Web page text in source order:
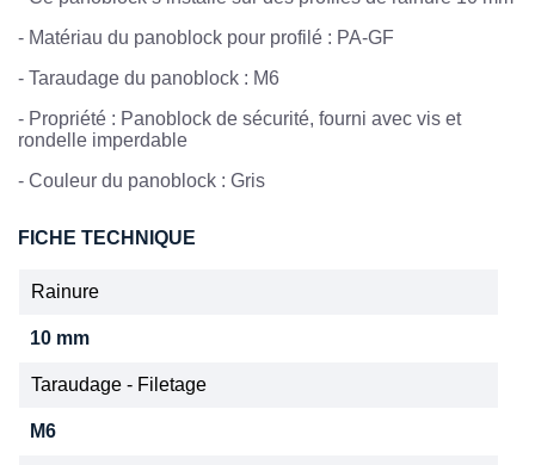
- Matériau du panoblock pour profilé : PA-GF
- Taraudage du panoblock : M6
- Propriété : Panoblock de sécurité, fourni avec vis et
rondelle imperdable
- Couleur du panoblock : Gris
FICHE TECHNIQUE
Rainure
10 mm
Taraudage - Filetage
M6